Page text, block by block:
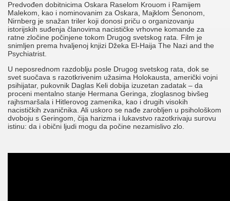
Predvođen dobitnicima Oskara Raselom Krouom i Ramijem
Malekom, kao i nominovanim za Oskara, Majklom Šenonom,
Nirnberg je snažan triler koji donosi priču o organizovanju
istorijskih suđenja članovima nacističke vrhovne komande za
ratne zločine počinjene tokom Drugog svetskog rata. Film je
snimljen prema hvaljenoj knjizi Džeka El-Haija The Nazi and the
Psychiatrist.
U neposrednom razdoblju posle Drugog svetskog rata, dok se
svet suočava s razotkrivenim užasima Holokausta, američki vojni
psihijatar, pukovnik Daglas Keli dobija izuzetan zadatak – da
proceni mentalno stanje Hermana Geringa, zloglasnog bivšeg
rajhsmaršala i Hitlerovog zamenika, kao i drugih visokih
nacističkih zvaničnika. Ali uskoro se nađe zarobljen u psihološkom
dvoboju s Geringom, čija harizma i lukavstvo razotkrivaju surovu
istinu: da i obični ljudi mogu da počine nezamislivo zlo.